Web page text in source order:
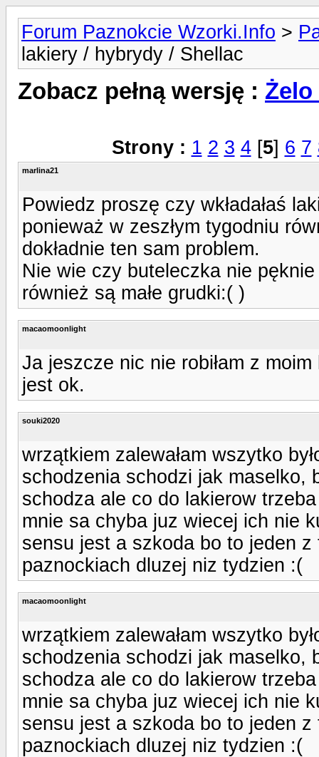
Forum Paznokcie Wzorki.Info >
lakiery / hybrydy / Shellac
Zobacz pełną wersję :
Strony : 1 2 3 4[5] 6 7
marlina21
Powiedz proszę czy wkładałaś
ponieważ w zeszłym tygodniu
dokładnie ten sam problem.
Nie wie czy buteleczka nie
również są małe grudki:( )
macaomoonlight
Ja jeszcze nic nie robiłam z
jest ok.
souki2020
wrzątkiem zalewałam wszytko
schodzenia schodzi jak maselko,
schodza ale co do lakierow
mnie sa chyba juz wiecej ich nie
sensu jest a szkoda bo to jeden
paznockiach dluzej niz tydzien :(
macaomoonlight
wrzątkiem zalewałam wszytko
schodzenia schodzi jak maselko,
schodza ale co do lakierow
mnie sa chyba juz wiecej ich nie
sensu jest a szkoda bo to jeden
paznockiach dluzej niz tydzien :(